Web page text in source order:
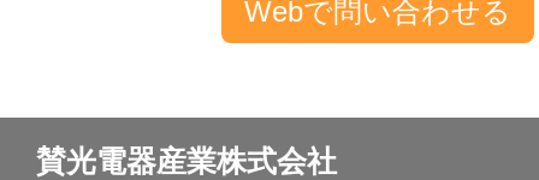
賛光電器産業株式会社